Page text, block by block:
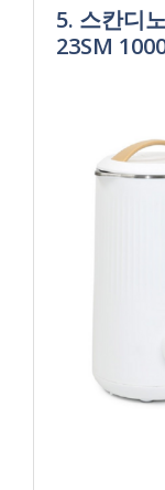
5. 스칸디
23SM